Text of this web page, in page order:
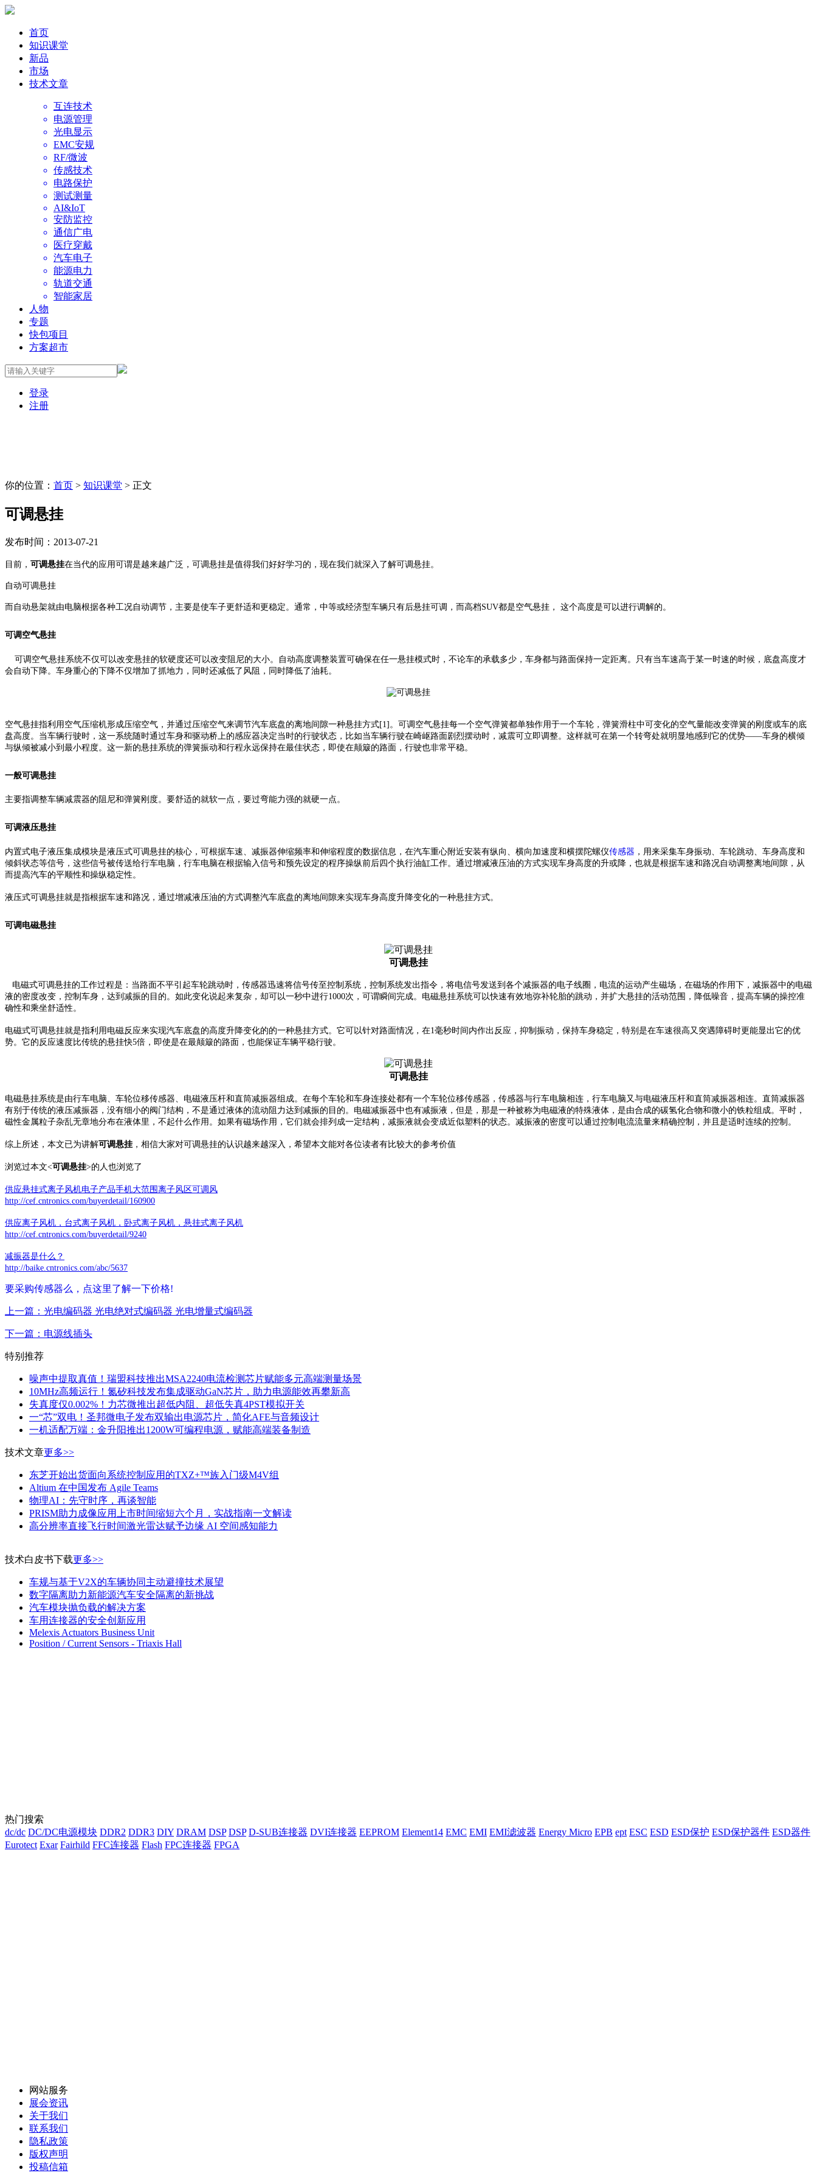
首页
知识课堂
新品
市场
技术文章
互连技术
电源管理
光电显示
EMC安规
RF/微波
传感技术
电路保护
测试测量
AI&IoT
安防监控
通信广电
医疗穿戴
汽车电子
能源电力
轨道交通
智能家居
人物
专题
快包项目
方案超市
登录
注册
你的位置： 首页 > 知识课堂 > 正文
可调悬挂
发布时间：2013-07-21
目前， 可调悬挂在当代的应用可谓是越来越广泛，可调悬挂是值得我们好好学习的，现在我们就深入了解可调悬挂。
自动可调悬挂
而自动悬架就由电脑根据各种工况自动调节，主要是使车子更舒适和更稳定。通常，中等或经济型车辆只有后悬挂可调，而高档SUV都是空气悬挂， 这个高度是可以进行调解的。
可调空气悬挂
可调空气悬挂系统不仅可以改变悬挂的软硬度还可以改变阻尼的大小。自动高度调整装置可确保在任一悬挂模式时，不论车的承载多少，车身都与路面保持一定距离。只有当车速高于某一时速的时候，底盘高度才
会自动下降。车身重心的下降不仅增加了抓地力，同时还减低了风阻，同时降低了油耗。
空气悬挂指利用空气压缩机形成压缩空气，并通过压缩空气来调节汽车底盘的离地间隙一种悬挂方式[1]。可调空气悬挂每一个空气弹簧都单独作用于一个车轮，弹簧滑柱中可变化的空气量能改变弹簧的刚度或车的底
盘高度。当车辆行驶时，这一系统随时通过车身和驱动桥上的感应器决定当时的行驶状态，比如当车辆行驶在崎岖路面剧烈摆动时，减震可立即调整。这样就可在第一个转弯处就明显地感到它的优势——车身的横倾
与纵倾被减小到最小程度。这一新的悬挂系统的弹簧振动和行程永远保持在最佳状态，即使在颠簸的路面，行驶也非常平稳。
一般可调悬挂
主要指调整车辆减震器的阻尼和弹簧刚度。要舒适的就软一点，要过弯能力强的就硬一点。
可调液压悬挂
内置式电子液压集成模块是液压式可调悬挂的核心，可根据车速、减振器伸缩频率和伸缩程度的数据信息，在汽车重心附近安装有纵向、横向加速度和横摆陀螺仪传感器 ，用来采集车身振动、车轮跳动、车身高度和
倾斜状态等信号，这些信号被传送给行车电脑，行车电脑在根据输入信号和预先设定的程序操纵前后四个执行油缸工作。通过增减液压油的方式实现车身高度的升或降，也就是根据车速和路况自动调整离地间隙，从
而提高汽车的平顺性和操纵稳定性。
液压式可调悬挂就是指根据车速和路况，通过增减液压油的方式调整汽车底盘的离地间隙来实现车身高度升降变化的一种悬挂方式。
可调电磁悬挂
可调悬挂
电磁式可调悬挂的工作过程是：当路面不平引起车轮跳动时，传感器迅速将信号传至控制系统，控制系统发出指令，将电信号发送到各个减振器的电子线圈，电流的运动产生磁场，在磁场的作用下，减振器中的电磁
液的密度改变，控制车身，达到减振的目的。如此变化说起来复杂，却可以一秒中进行1000次，可谓瞬间完成。电磁悬挂系统可以快速有效地弥补轮胎的跳动，并扩大悬挂的活动范围，降低噪音，提高车辆的操控准
确性和乘坐舒适性。
电磁式可调悬挂就是指利用电磁反应来实现汽车底盘的高度升降变化的的一种悬挂方式。它可以针对路面情况，在1毫秒时间内作出反应，抑制振动，保持车身稳定，特别是在车速很高又突遇障碍时更能显出它的优
势。它的反应速度比传统的悬挂快5倍，即使是在最颠簸的路面，也能保证车辆平稳行驶。
可调悬挂
电磁悬挂系统是由行车电脑、车轮位移传感器、电磁液压杆和直筒减振器组成。在每个车轮和车身连接处都有一个车轮位移传感器，传感器与行车电脑相连，行车电脑又与电磁液压杆和直筒减振器相连。直筒减振器
有别于传统的液压减振器，没有细小的阀门结构，不是通过液体的流动阻力达到减振的目的。电磁减振器中也有减振液，但是，那是一种被称为电磁液的特殊液体，是由合成的碳氢化合物和微小的铁粒组成。平时，
磁性金属粒子杂乱无章地分布在液体里，不起什么作用。如果有磁场作用，它们就会排列成一定结构，减振液就会变成近似塑料的状态。减振液的密度可以通过控制电流流量来精确控制，并且是适时连续的控制。
综上所述，本文已为讲解可调悬挂 ，相信大家对可调悬挂的认识越来越深入，希望本文能对各位读者有比较大的参考价值
浏览过本文<可调悬挂>的人也浏览了
供应悬挂式离子风机电子产品手机大范围离子风区可调风
http://cef.cntronics.com/buyerdetail/160900
供应离子风机，台式离子风机，卧式离子风机，悬挂式离子风机
http://cef.cntronics.com/buyerdetail/9240
减振器是什么？
http://baike.cntronics.com/abc/5637
要采购传感器么，点这里了解一下价格!
上一篇：光电编码器 光电绝对式编码器 光电增量式编码器
下一篇：电源线插头
特别推荐
噪声中提取真值！瑞盟科技推出MSA2240电流检测芯片赋能多元高端测量场景
10MHz高频运行！氮矽科技发布集成驱动GaN芯片，助力电源能效再攀新高
失真度仅0.002%！力芯微推出超低内阻、超低失真4PST模拟开关
一“芯”双电！圣邦微电子发布双输出电源芯片，简化AFE与音频设计
一机适配万端：金升阳推出1200W可编程电源，赋能高端装备制造
技术文章更多>>
东芝开始出货面向系统控制应用的TXZ+™族入门级M4V组
Altium 在中国发布 Agile Teams
物理AI：先守时序，再谈智能
PRISM助力成像应用上市时间缩短六个月，实战指南一文解读
高分辨率直接飞行时间激光雷达赋予边缘 AI 空间感知能力
技术白皮书下载更多>>
车规与基于V2X的车辆协同主动避撞技术展望
数字隔离助力新能源汽车安全隔离的新挑战
汽车模块抛负载的解决方案
车用连接器的安全创新应用
Melexis Actuators Business Unit
Position / Current Sensors - Triaxis Hall
热门搜索
dc/dc DC/DC电源模块 DDR2 DDR3 DIY DRAM DSP DSP D-SUB连接器 DVI连接器 EEPROM Element14 EMC EMI EMI滤波器 Energy Micro EPB ept ESC ESD ESD保护 ESD保护器件 ESD器件
Eurotect Exar Fairhild FFC连接器 Flash FPC连接器 FPGA
网站服务
展会资讯
关于我们
联系我们
隐私政策
版权声明
投稿信箱